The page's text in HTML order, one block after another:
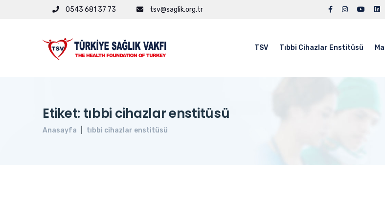
0543 681 37 73 tsv@saglik.org.tr
TSV Tıbbi Cihazlar Enstitüsü
Etiket: tıbbi cihazlar enstitüsü
Anasayfa tıbbi cihazlar enstitüsü